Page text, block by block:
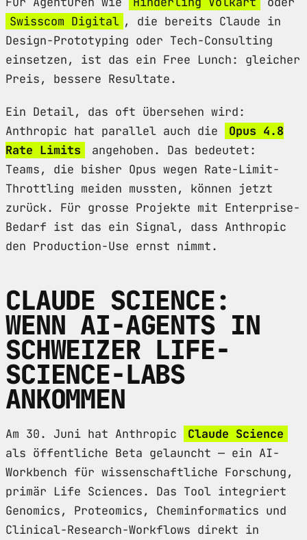
Swisscom Digital , die bereits Claude in
Design-Prototyping oder Tech-Consulting
einsetzen, ist das ein Free Lunch: gleicher
Preis, bessere Resultate.
Ein Detail, das oft übersehen wird:
Anthropic hat parallel auch die
Opus 4.8
Rate Limits
angehoben. Das bedeutet:
Teams, die bisher Opus wegen Rate-Limit-
Throttling meiden mussten, können jetzt
zurück. Für grosse Projekte mit Enterprise-
Bedarf ist das ein Signal, dass Anthropic
den Production-Use ernst nimmt.
CLAUDE SCIENCE:
WENN AI-AGENTS IN
SCHWEIZER LIFE-
SCIENCE-LABS
ANKOMMEN
Am 30. Juni hat Anthropic
Claude Science
als öffentliche Beta gelauncht — ein AI-
Workbench für wissenschaftliche Forschung,
primär Life Sciences. Das Tool integriert
Genomics, Proteomics, Cheminformatics und
Clinical-Research-Workflows direkt in